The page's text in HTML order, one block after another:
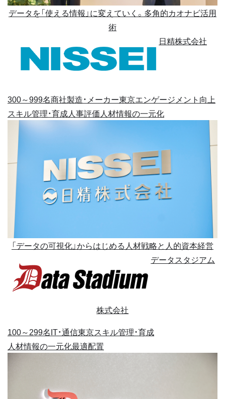
データを「使える情報」に変えていく。多角的カオナビ活用
術
日精株式会社
300～999名商社製造・メーカー東京エンゲージメント向上
スキル管理・育成人事評価人材情報の一元化
「データの可視化」からはじめる人材戦略と人的資本経営
データスタジアム
株式会社
100～299名IT・通信東京スキル管理・育成
人材情報の一元化最適配置